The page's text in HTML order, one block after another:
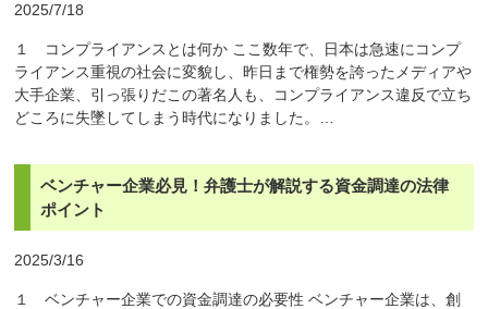
2025/7/18
１ コンプライアンスとは何か ここ数年で、日本は急速にコンプ
ライアンス重視の社会に変貌し、昨日まで権勢を誇ったメディアや
大手企業、引っ張りだこの著名人も、コンプライアンス違反で立ち
どころに失墜してしまう時代になりました。…
ベンチャー企業必見！弁護士が解説する資金調達の法律
ポイント
2025/3/16
１ ベンチャー企業での資金調達の必要性 ベンチャー企業は、創